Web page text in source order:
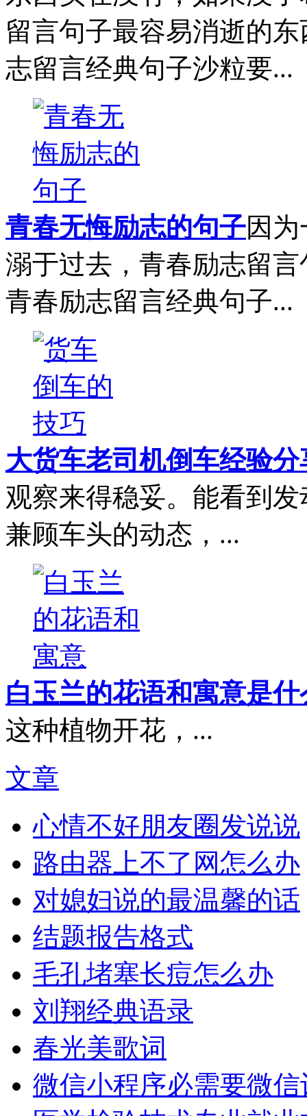
留言句子最容易消逝的
志留言经典句子沙粒要...
青春无悔励志的句子因
溺于过去，青春励志留
青春励志留言经典句子...
大货车老司机倒车经验
观察来得稳妥。能看到
兼顾车头的动态，...
白玉兰的花语和寓意是
这种植物开花，...
文章
心情不好朋友圈发说说
路由器上不了网怎么办
对媳妇说的最温馨的话
结题报告格式
毛孔堵塞长痘怎么办
刘翔经典语录
春光美歌词
微信小程序必需要微